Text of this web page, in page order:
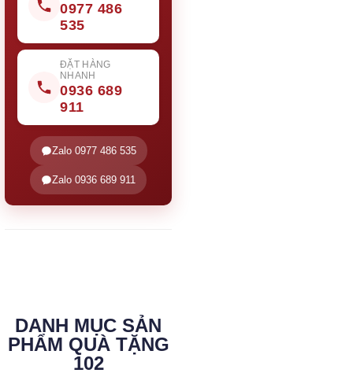
0977 486
535
ĐẶT HÀNG
NHANH
0936 689
911
Zalo 0977 486 535
Zalo 0936 689 911
DANH MỤC SẢN
PHẨM QUÀ TẶNG
102